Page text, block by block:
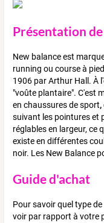
Présentation
New balance est
running ou course à
1906 par Arthur Hall. À
"voûte plantaire". C'est
en chaussures de sport,
suivant les pointures et
réglables en largeur, ce
existe en différentes
noir. Les New Balance
Guide d'achat
Pour savoir quel type
voir par rapport à votre